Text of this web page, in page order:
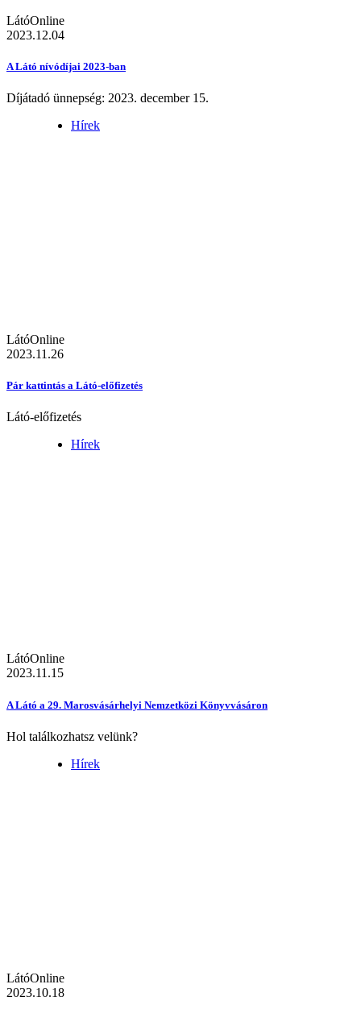
LátóOnline
2023.12.04
A Látó nívódíjai 2023-ban
Díjátadó ünnepség: 2023. december 15.
Hírek
LátóOnline
2023.11.26
Pár kattintás a Látó-előfizetés
Látó-előfizetés
Hírek
LátóOnline
2023.11.15
A Látó a 29. Marosvásárhelyi Nemzetközi Könyvvásáron
Hol találkozhatsz velünk?
Hírek
LátóOnline
2023.10.18